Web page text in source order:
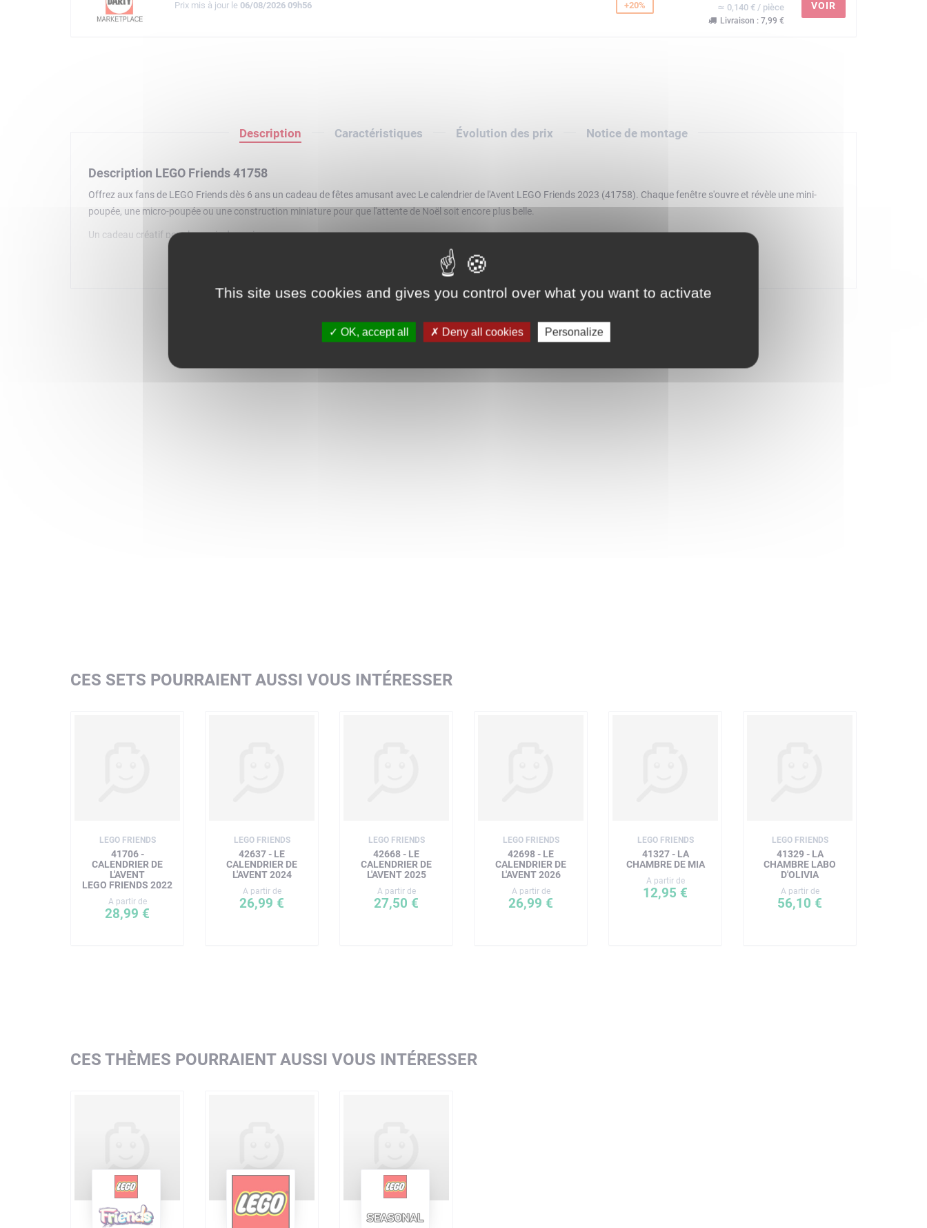
Prix mis à jour le 06/08/2026 09h56 +20% ≃ 0,140 € / pièce
Livraison : 7,99 €
VOIR
Description Caractéristiques Évolution des prix Notice de montage
Description LEGO Friends 41758
Offrez aux fans de LEGO Friends dès 6 ans un cadeau de fêtes amusant avec Le calendrier de l'Avent LEGO Friends 2023 (41758). Chaque fenêtre s'ouvre et révèle une mini-
poupée, une micro-poupée ou une construction miniature pour que l'attente de Noël soit encore plus belle.
Un cadeau créatif pour les amis des animaux
Dans ce calendrier de l'Avent mettant en scène les animaux de Heartlake City, les enfants découvrent une sélection d'animaux, de mini-poupées, de constructions miniatures et
d'accessoires pour créer un terrain de jeu festif pour les animaux, les faire jouer ou les emmener faire un tour dans le train de Noël. Les enfants peuvent exprimer leur créativité en
Ce calendrier est livré avec un tapis de jeu qui peut être connecté et repositionné pour créer un terrain de jeu où tous les animaux s'amusent. Les enfants trouvent la boîte de
décorations colorées et personnalisent le sapin de Noël selonleurs envies.
Un calendrier de l'Avent regorgeant d'activités sur le thème des animaux – Comptez les jours jusqu'à Noël avec Le calendrier de l'Avent LEGO Friends (41758) incluant des
personnages à construire, des activités et des accessoires
Afficher la description complète
CES SETS POURRAIENT AUSSI VOUS INTÉRESSER
LEGO FRIENDS
41706 -
CALENDRIER DE
L'AVENT
LEGO FRIENDS 2022
A partir de
28,99 €
LEGO FRIENDS
42637 - LE
CALENDRIER DE
L'AVENT 2024
A partir de
26,99 €
LEGO FRIENDS
42668 - LE
CALENDRIER DE
L'AVENT 2025
A partir de
27,50 €
LEGO FRIENDS
42698 - LE
CALENDRIER DE
L'AVENT 2026
A partir de
26,99 €
LEGO FRIENDS
41327 - LA
CHAMBRE DE MIA
A partir de
12,95 €
LEGO FRIENDS
41329 - LA
CHAMBRE LABO
D'OLIVIA
A partir de
56,10 €
CES THÈMES POURRAIENT AUSSI VOUS INTÉRESSER
This site uses cookies and gives you control over what you want to activate
OK, accept all Deny all cookies Personalize